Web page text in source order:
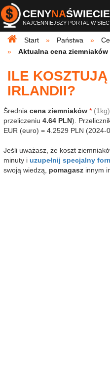
CENYNAŚWIECIE
NAJCENNIEJSZY PORTAL W SIECI
Start
Państwa
Aktualna cena ziemniaków
ILE
IRLANDII?
Średnia cena ziemniaków * (1kg)
przeliczeniu 4.64 PLN).
EUR (euro) = 4.2529 PLN (2024-
Jeśli uważasz, że koszt
minuty i uzupełnij specjalny
swoją wiedzą, pomagasz innym